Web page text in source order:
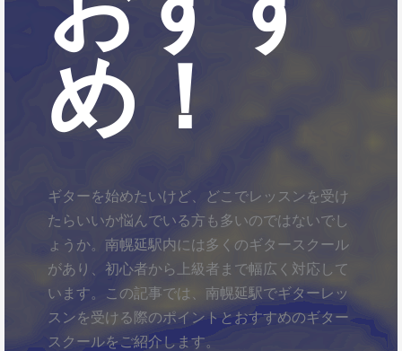
め！
ギターを始めたいけど、どこでレッスンを受け
たらいいか悩んでいる方も多いのではないでし
ょうか。南幌延駅内には多くのギタースクール
があり、初心者から上級者まで幅広く対応して
います。この記事では、南幌延駅でギターレッ
スンを受ける際のポイントとおすすめのギター
スクールをご紹介します。